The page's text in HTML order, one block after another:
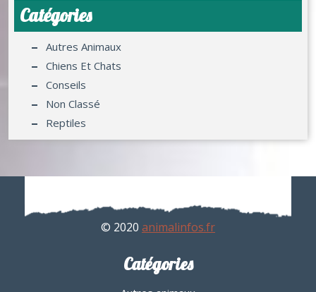
Catégories
Autres Animaux
Chiens Et Chats
Conseils
Non Classé
Reptiles
© 2020 animalinfos.fr
Catégories